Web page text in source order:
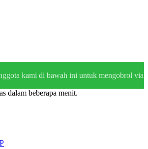
kami di bawah ini untuk mengobrol via
dalam beberapa menit.